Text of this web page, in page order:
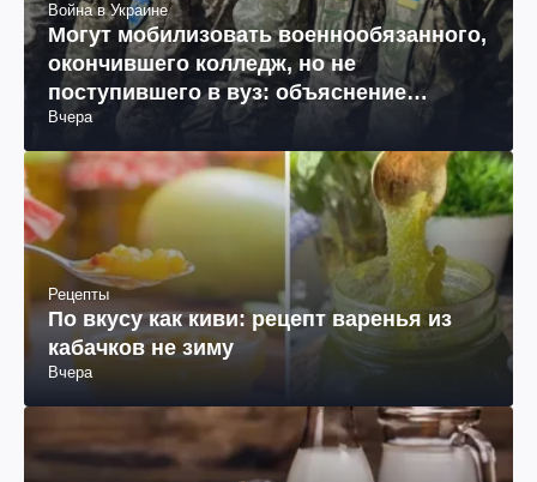
Война в Украине
Могут мобилизовать военнообязанного,
окончившего колледж, но не
поступившего в вуз: объяснение
юриста
Вчера
Рецепты
По вкусу как киви: рецепт варенья из
кабачков не зиму
Вчера